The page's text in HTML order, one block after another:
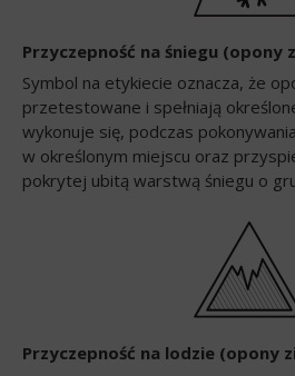
Przyczepność na śniegu (opony
Symbol na etykiecie oznacza, że
przetestowane i spełniają
wykonuje się, podczas
w określonym miejscu oraz
pokrytej ubitą warstwą śniegu o
Przyczepność na lodzie (opony